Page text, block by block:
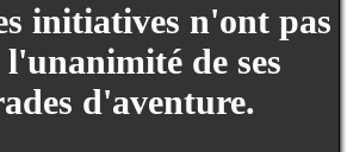
initiatives n'ont pas
de ses
d'aventure.